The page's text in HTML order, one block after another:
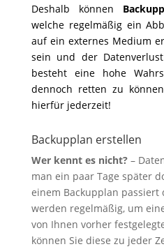
Deshalb können
welche regelmäßig ein
auf ein externes Medium
sein und der
besteht eine hohe
dennoch retten zu
hierfür jederzeit!
Backupplan erstellen
Wer kennt es nicht?–
man ein paar Tage später
einem Backupplan passiert
werden regelmäßig, um
von Ihnen vorher
können Sie diese zu jeder